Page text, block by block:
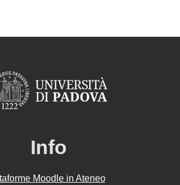
Info
Moodle in Ateneo